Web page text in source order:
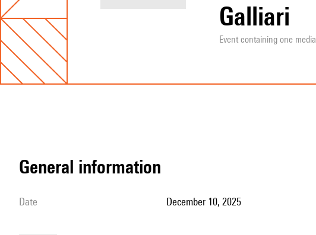
Galliari
Event containing one media
general information
date December 10, 2025